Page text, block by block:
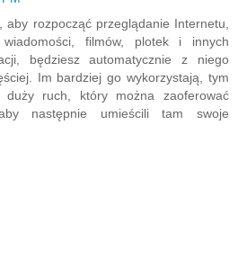
aby rozpocząć przeglądanie Internetu,
filmów, plotek i innych
będziesz automatycznie z niego
Im bardziej go wykorzystają, tym
duży ruch, który można zaoferować
następnie umieścili tam swoje